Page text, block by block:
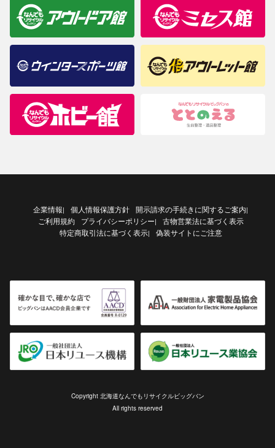
企業情報| 個人情報保護方針 開示請求の手続きに関するご案内|
ご利用規約 プライバシーポリシー|
古物営業法に基づく表示
特定商取引法に基づく表示| 偽装サイトにご注意
Copyright 北海道なんでもリサイクルビッグバン
All rights reserved